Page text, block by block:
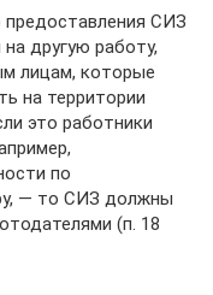
предоставления СИЗ
другую работу,
лицам, которые
на территории
это работники
по
— то СИЗ должны
(п. 18